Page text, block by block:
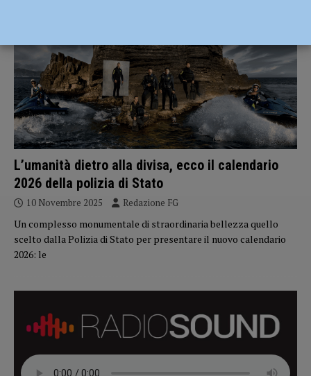
L’umanità dietro alla divisa, ecco il calendario
2026 della polizia di Stato
10 Novembre 2025 Redazione FG
Un complesso monumentale di straordinaria bellezza quello
scelto dalla Polizia di Stato per presentare il nuovo calendario
2026: le